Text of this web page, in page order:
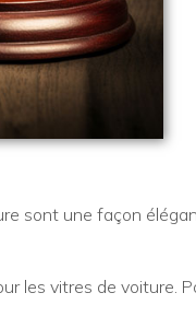
sont une façon
les vitres de voiture.